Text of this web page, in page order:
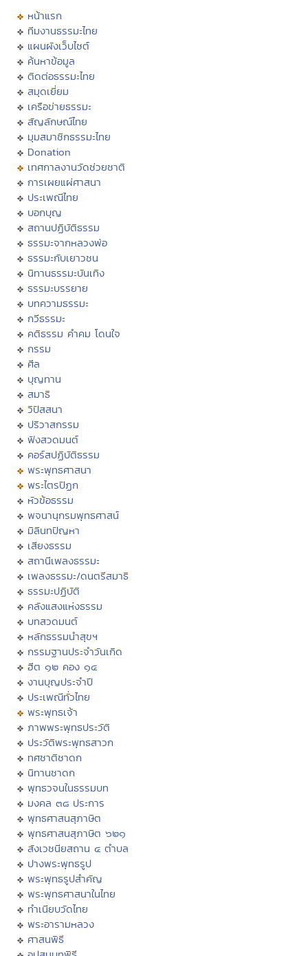
หน้าแรก
ทีมงานธรรมะไทย
แผนผังเว็บไซต์
ค้นหาข้อมูล
ติดต่อธรรมะไทย
สมุดเยี่ยม
เครือข่ายธรรมะ
สัญลักษณ์ไทย
มุมสมาชิกธรรมะไทย
Donation
เทศกาลงานวัดช่วยชาติ
การเผยแผ่ศาสนา
ประเพณีไทย
บอกบุญ
สถานปฏิบัติธรรม
ธรรมะจากหลวงพ่อ
ธรรมะกับเยาวชน
นิทานธรรมะบันเทิง
ธรรมะบรรยาย
บทความธรรมะ
กวีธรรมะ
คติธรรม คำคม โดนใจ
กรรม
ศีล
บุญทาน
สมาธิ
วิปัสสนา
ปริวาสกรรม
ฟังสวดมนต์
คอร์สปฏิบัติธรรม
พระพุทธศาสนา
พระไตรปิฏก
หัวข้อธรรม
พจนานุกรมพุทธศาสน์
มิลินทปัญหา
เสียงธรรม
สถานีเพลงธรรมะ
เพลงธรรมะ/ดนตรีสมาธิ
ธรรมะปฏิบัติ
คลังแสงแห่งธรรม
บทสวดมนต์
หลักธรรมนำสุขฯ
กรรมฐานประจำวันเกิด
ฮีต ๑๒ คอง ๑๔
งานบุญประจำปี
ประเพณีทั่วไทย
พระพุทธเจ้า
ภาพพระพุทธประวัติ
ประวัติพระพุทธสาวก
ทศชาติชาดก
นิทานชาดก
พุทธวจนในธรรมบท
มงคล ๓๘ ประการ
พุทธศาสนสุภาษิต
พุทธศาสนสุภาษิต ๖๒๑
สังเวชนียสถาน ๔ ตำบล
ปางพระพุทธรูป
พระพุทธรูปสำคัญ
พระพุทธศาสนาในไทย
ทำเนียบวัดไทย
พระอารามหลวง
ศาสนพิธี